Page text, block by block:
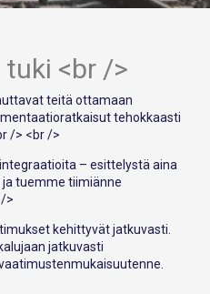
<br />
teitä ottamaan
tehokkaasti
/> <br />
– esittelystä aina
tuemme tiimiänne
>
kehittyvät jatkuvasti.
jatkuvasti